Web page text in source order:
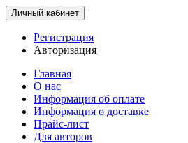
Личный кабинет
Регистрация
Авторизация
Главная
О нас
Информация об оплате
Информация о доставке
Прайс-лист
Для авторов